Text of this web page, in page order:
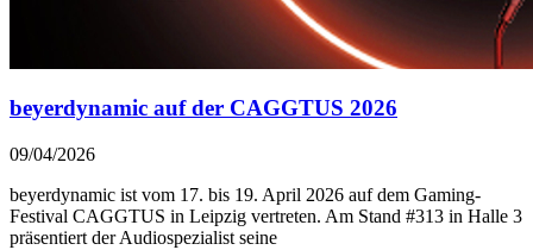
beyerdynamic auf der CAGGTUS 2026
09/04/2026
beyerdynamic ist vom 17. bis 19. April 2026 auf dem Gaming-
Festival CAGGTUS in Leipzig vertreten. Am Stand #313 in Halle 3
präsentiert der Audiospezialist seine